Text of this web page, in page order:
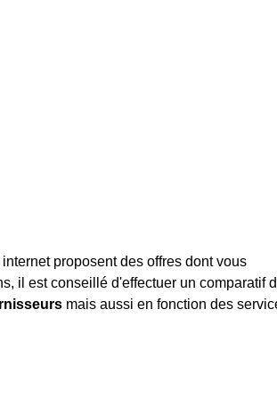
proposent des offres dont vous
il est conseillé d'effectuer un comparatif
mais aussi en fonction des